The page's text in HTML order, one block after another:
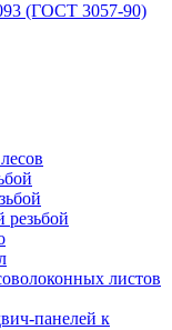
(ГОСТ 3057-90)
листов
панелей к